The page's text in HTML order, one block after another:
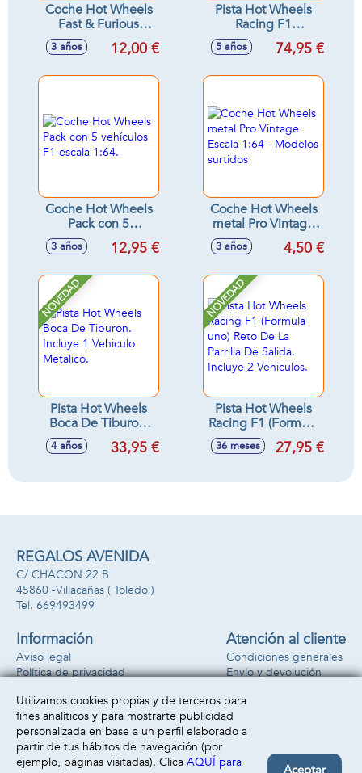
Coche Hot Wheels
Fast & Furious
Coches de juguete
- Modelos surtidos
3 años 12,00 €
Pista Hot Wheels
Racing F1
Motorizada Incluye
3 coches escala
30,5x168,50x43,50
5 años 74,95 €
Coche Hot Wheels
Pack con 5
vehículos F1 escala
1:64.
3 años 12,95 €
Coche Hot Wheels
metal Pro Vintage
Escala 1:64 -
Modelos surtidos
3 años 4,50 €
NOVEDAD
Pista Hot Wheels
Boca De Tiburon.
Incluye 1 Vehiculo
Metalico.
4 años 33,95 €
NOVEDAD
Pista Hot Wheels
Racing F1 (Formula
uno) Reto De La
Parrilla De Salida.
36 meses 27,95 €
REGALOS AVENIDA
C/ CHACON 22 B
45860 -Villacañas ( Toledo )
669493499
Información
Aviso legal
Política de privacidad
Atención al cliente
Condiciones generales
Envío y devolución
Formas de pago
Utilizamos cookies propias y de terceros para
fines analíticos y para mostrarte publicidad
personalizada en base a un perfil elaborado a
partir de tus hábitos de navegación (por
ejemplo, páginas visitadas). Clica AQUÍ para
Aceptar